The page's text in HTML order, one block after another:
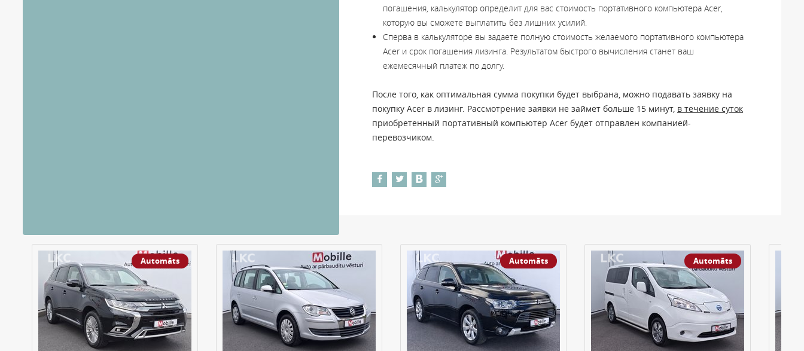
погашения, калькулятор определит для вас стоимость портативного компьютера Acer,
которую вы сможете выплатить без лишних усилий.
Сперва в калькуляторе вы задаете полную стоимость желаемого портативного компьютера
Acer и срок погашения лизинга. Результатом быстрого вычисления станет ваш
ежемесячный платеж по долгу.
После того, как оптимальная сумма покупки будет выбрана, можно подавать заявку на
покупку Acer в лизинг. Рассмотрение заявки не займет больше 15 минут, в течение суток
приобретенный портативный компьютер Acer будет отправлен компанией-
перевозчиком.
Automāts Automāts Automāts